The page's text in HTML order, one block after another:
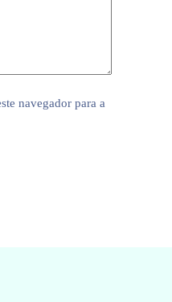
navegador para a